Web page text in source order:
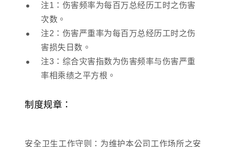
注1：伤害频率为每百万总经历工时之伤害
次数。
注2：伤害严重率为每百万总经历工时之伤
害损失日数。
注3：综合灾害指数为伤害频率与伤害严重
率相乘绩之平方根。
制度规章：
安全卫生工作守则：为维护本公司工作场所之安